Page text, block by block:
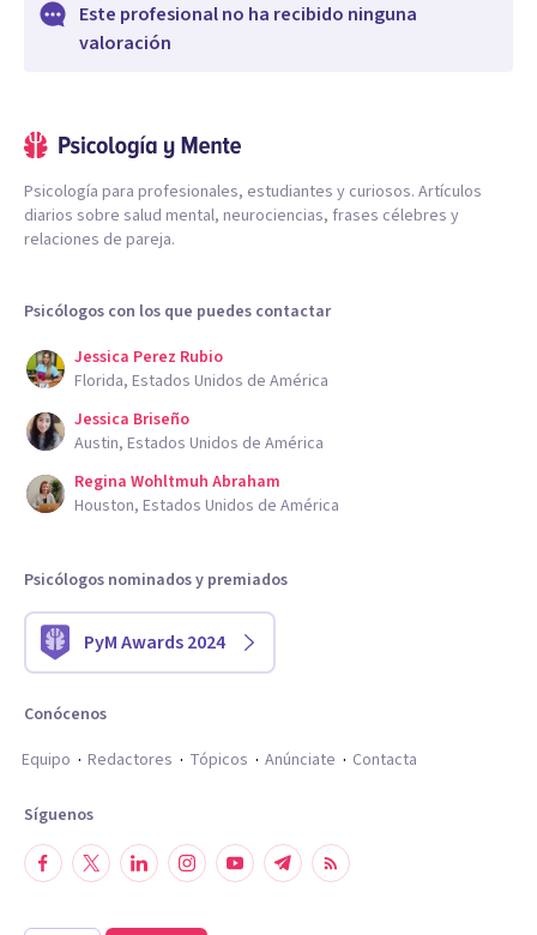
Este profesional no ha recibido ninguna
valoración
Psicología para profesionales, estudiantes y curiosos. Artículos
diarios sobre salud mental, neurociencias, frases célebres y
relaciones de pareja.
Psicólogos con los que puedes contactar
Jessica Perez Rubio
Florida, Estados Unidos de América
Jessica Briseño
Austin, Estados Unidos de América
Regina Wohltmuh Abraham
Houston, Estados Unidos de América
Psicólogos nominados y premiados
PyM Awards 2024
Conócenos
Equipo
Redactores Tópicos Anúnciate Contacta
Síguenos